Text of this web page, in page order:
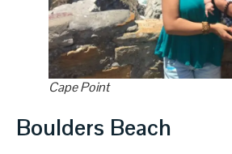
Cape Point
Boulders Beach